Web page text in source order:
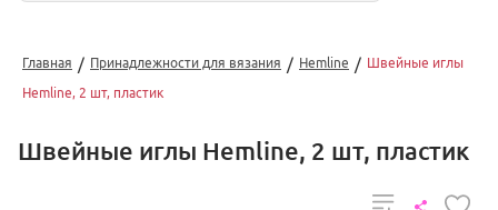
Главная / Принадлежности для вязания / Hemline / Швейные иглы
Hemline, 2 шт, пластик
Швейные иглы Hemline, 2 шт, пластик